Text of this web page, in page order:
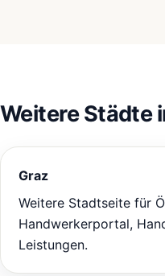
Weitere Städte
Graz
Weitere Stadtseite für
Handwerkerportal,
Leistungen.